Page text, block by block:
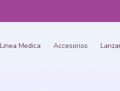
Linea Medica Accesorios